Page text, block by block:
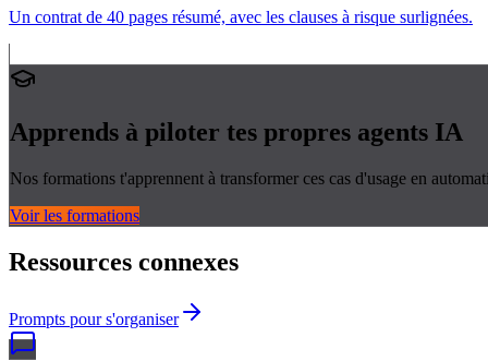
Un contrat de 40 pages résumé, avec les clauses à risque surlignées.
Apprends à piloter tes propres agents IA
Nos formations t'apprennent à transformer ces cas d'usage en
Voir les formations
Ressources connexes
Prompts pour s'organiser